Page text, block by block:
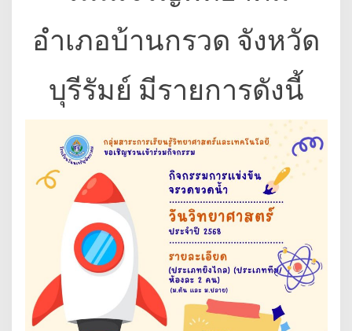
อำเภอบ้านกรวด จังหวัด
บุรีรัมย์ มีรายการดังนี้